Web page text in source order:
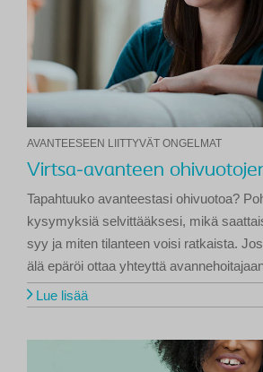
AVANTEESEEN LIITTYVÄT ONGELMAT
Virtsa-avanteen
Tapahtuuko avanteestasi ohivuotoa?
kysymyksiä selvittääksesi, mikä
syy ja miten tilanteen voisi ratkaista.
älä epäröi ottaa yhteyttä
Lue lisää